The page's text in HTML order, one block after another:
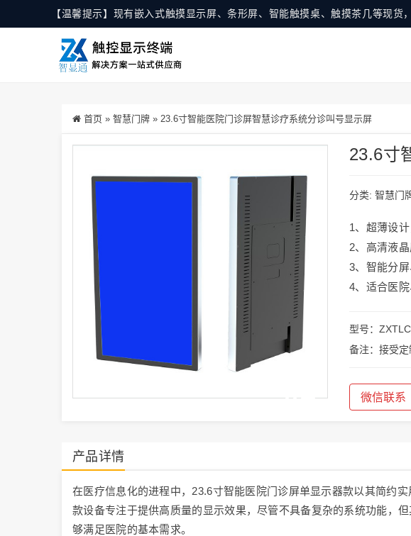
【温馨提示】现有嵌入式触摸显示屏、条形屏、智能触摸桌、触摸茶几等现货
首页 » 智慧门牌 » 23.6寸智能医院门诊屏智慧诊疗系统分诊叫号显示屏
23.6寸
分类: 智慧门
1、超薄设
2、高清液
3、智能分
4、适合医
型号：
备注：接受
微信联系
产品详情
在医疗信息化的进程中，23.6寸智能医院门诊屏单显示器款以其简约
款设备专注于提供高质量的显示效果，尽管不具备复杂的系统功能，
够满足医院的基本需求。